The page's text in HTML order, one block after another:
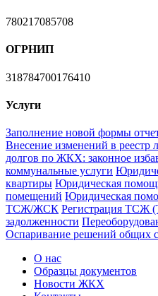
780217085708
ОГРНИП
318784700176410
Услуги
Заполнение новой формы
Внесение изменений в
долгов по ЖКХ: законное
коммунальные услуги
квартиры Юридическая
помещений Юридическая
ТСЖ/ЖСК Регистрация ТСЖ
задолженности
Оспаривание решений общих
О нас
Образцы документов
Новости ЖКХ